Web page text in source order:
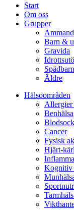
Start
Om oss
Grupper
Barn &
Gravida
Spädbarn
Äldre
Hälsoområden
Allergier
Benhälsa
Cancer
Fysisk
Hjärt-
Kognitiv